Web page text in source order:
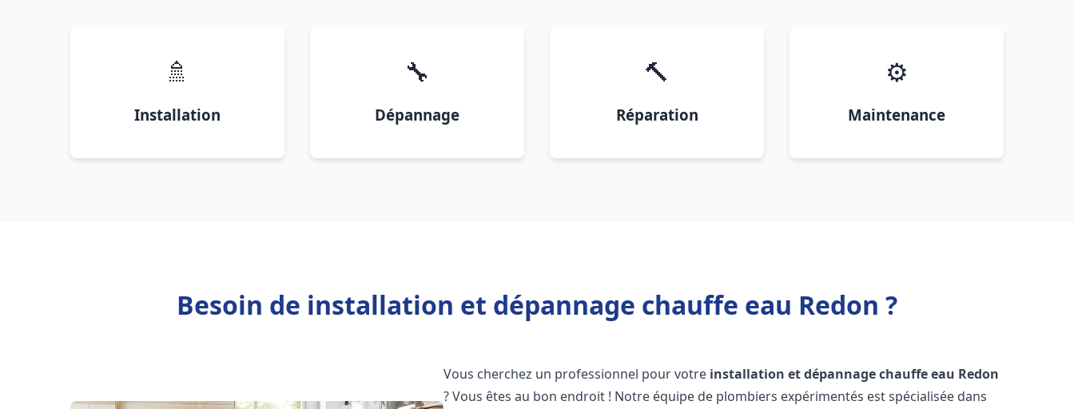
🚿
Installation
🔧
Dépannage
🔨
Réparation
⚙️
Maintenance
Besoin de installation et dépannage chauffe eau Redon ?
Vous cherchez un professionnel pour votre installation et dépannage chauffe eau Redon
? Vous êtes au bon endroit ! Notre équipe de plombiers expérimentés est spécialisée dans